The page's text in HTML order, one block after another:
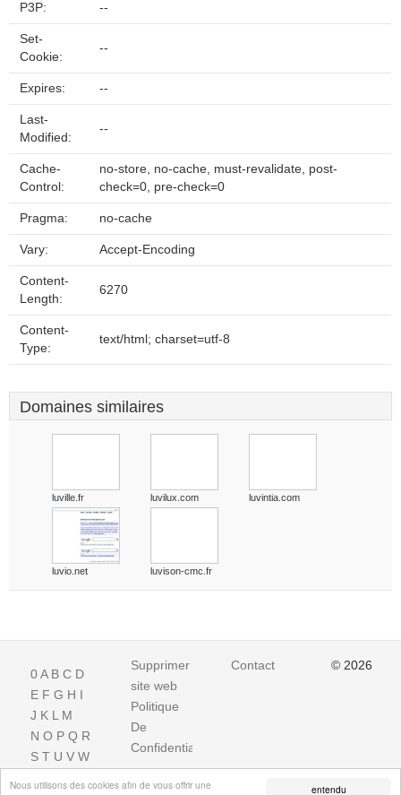
entendu
Nous utilisons des cookies afin de vous offrir une
P3P: --
Set-
Cookie:
--
Expires: --
Last-
Modified:
--
Cache-
Control:
no-store, no-cache, must-revalidate, post-
check=0, pre-check=0
Pragma: no-cache
Vary: Accept-Encoding
Content-
Length:
6270
Content-
Type:
text/html; charset=utf-8
Domaines similaires
luville.fr luvilux.com luvintia.com
luvio.net luvison-cmc.fr
0A B C D
E F G H I
J K L M
N O P Q R
S T U V W
Supprimer
site web
Politique
De
Confidentialite
Contact © 2026